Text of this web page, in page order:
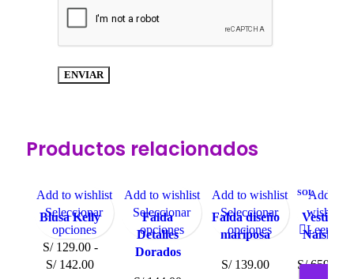
Productos relacionados
-9%
Blusa Kelly
S/129.00 -
S/142.00
Add to wishlist
Seleccionar
opciones
Falda
Detalles
Dorados
Add to wishlist
Seleccionar
opciones
Falda diseño
mariposa
S/139.00
Add to wishlist
Seleccionar
opciones
SOL
D OU
T
Vestido
Naisha
S/659.00
Add to
wishlist
Leer más